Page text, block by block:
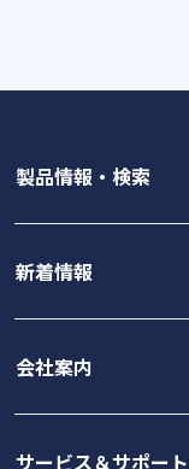
製品情報・検索
新着情報
会社案内
サービス＆サポート